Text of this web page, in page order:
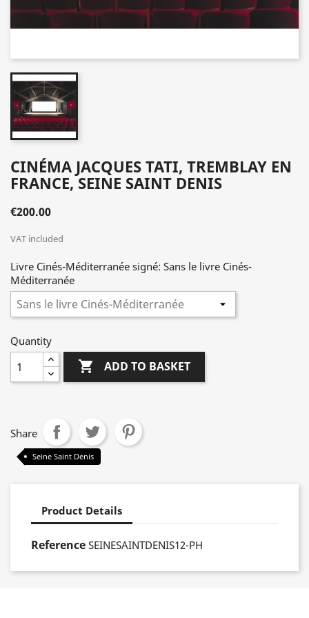
CINÉMA JACQUES TATI, TREMBLAY EN
FRANCE, SEINE SAINT DENIS
€200.00
VAT included
Livre Cinés-Méditerranée signé: Sans le livre Cinés-
Méditerranée
Quantity
 ADD TO BASKET
Share
Seine Saint Denis
Product Details
Reference SEINESAINTDENIS12-PH